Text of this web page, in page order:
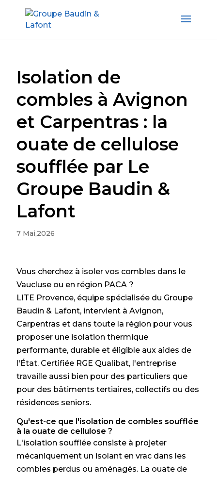
Isolation de
combles à Avignon
et Carpentras : la
ouate de cellulose
soufflée par Le
Groupe Baudin &
Lafont
7 Mai,2026
Vous cherchez à isoler vos combles dans le
Vaucluse ou en région PACA ?
LITE Provence, équipe spécialisée du Groupe
Baudin & Lafont, intervient à Avignon,
Carpentras et dans toute la région pour vous
proposer une isolation thermique
performante, durable et éligible aux aides de
l'État. Certifiée RGE Qualibat, l'entreprise
travaille aussi bien pour des particuliers que
pour des bâtiments tertiaires, collectifs ou des
résidences seniors.
Qu'est-ce que l'isolation de combles soufflée
à la ouate de cellulose ?
L'isolation soufflée consiste à projeter
mécaniquement un isolant en vrac dans les
combles perdus ou aménagés. La ouate de